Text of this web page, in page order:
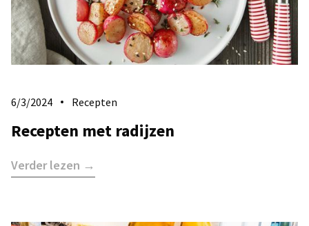
6/3/2024 Recepten
Recepten met radijzen
Verder lezen →